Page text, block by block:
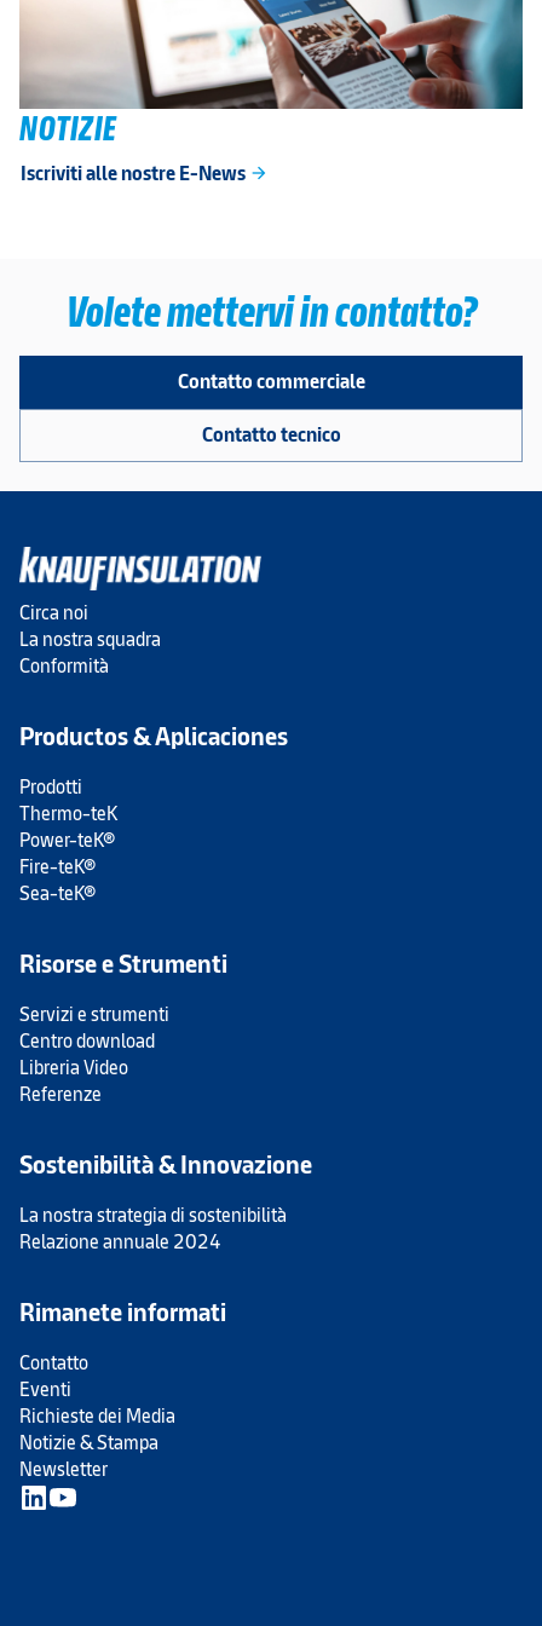
NOTIZIE
Iscriviti alle nostre E-News arrow_forward
Volete mettervi in contatto?
Contatto commerciale
Contatto tecnico
Circa noi
La nostra squadra
Conformità
Productos & Aplicaciones
Prodotti
Thermo-teK
Power-teK®
Fire-teK®
Sea-teK®
Risorse e Strumenti
Servizi e strumenti
Centro download
Libreria Video
Referenze
Sostenibilità & Innovazione
La nostra strategia di sostenibilità
Relazione annuale 2024
Rimanete informati
Contatto
Eventi
Richieste dei Media
Notizie & Stampa
Newsletter